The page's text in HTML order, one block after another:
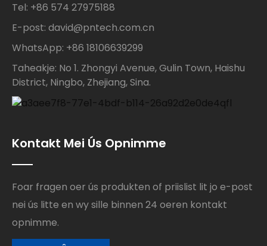
Tel: +86 574 27975188
E-post: david@pntech.com.cn
WhatsApp: +86 18106639299
Taheakje: No 1. Zhongyi Avenue, Gulin Town, Haishu
District, Ningbo, Zhejiang, Sina.
Kontakt Mei Ús Opnimme
Foar fragen oer ús produkten of priislist lit jo e-post
nei ús litte en wy sille binnen 24 oeren kontakt
opnimme.